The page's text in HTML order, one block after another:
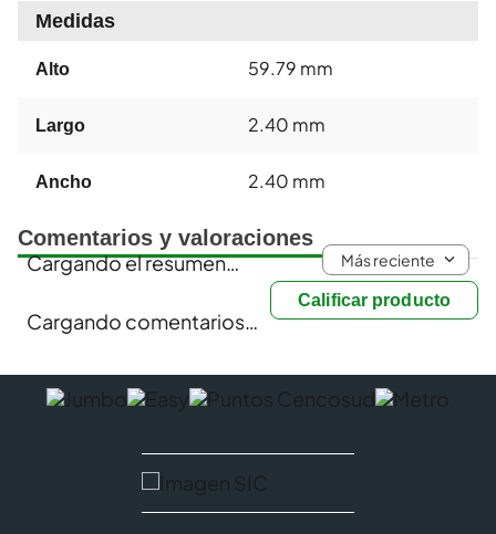
Medidas
Alto 59.79 mm
Largo 2.40 mm
Ancho 2.40 mm
Comentarios y valoraciones
Calificar producto
Cargando el resumen… Más reciente
Cargando comentarios…